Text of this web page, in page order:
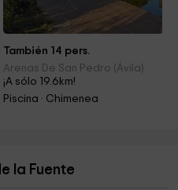
También 14 pers.
Arenas De San Pedro (Ávila)
¡A sólo 19.6km!
Piscina · Chimenea
la Fuente